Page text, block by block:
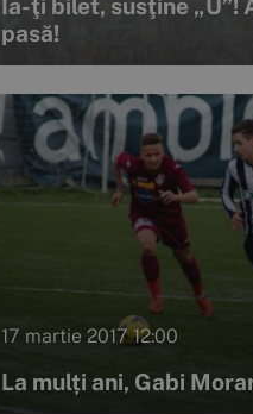
Ia-ţi bilet, susţine „U”!
pasă!
17 martie 2017 12:00
La mulți ani, Gabi